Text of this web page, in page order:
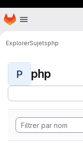
Passer au contenu principal
Page d'accueil
ExplorerSujetsphp
P php